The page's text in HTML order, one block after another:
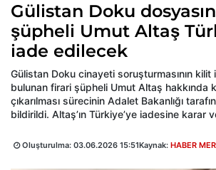
Gülistan Doku
şüpheli Umut Altaş
iade edilecek
Gülistan Doku cinayeti soruşturmasının kilit
bulunan firari şüpheli Umut Altaş hakkında
çıkarılması sürecinin Adalet Bakanlığı
bildirildi. Altaş’ın Türkiye’ye iadesine karar
Oluşturulma: 03.06.2026 15:51Kaynak: HABER